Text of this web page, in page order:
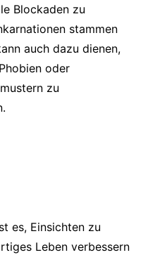
Blockaden zu
stammen
auch dazu dienen,
oder
zu
es, Einsichten zu
Leben verbessern